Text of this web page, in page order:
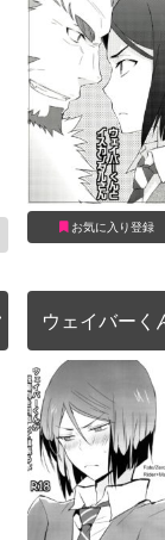
お気に入り登録
ウェイバーく